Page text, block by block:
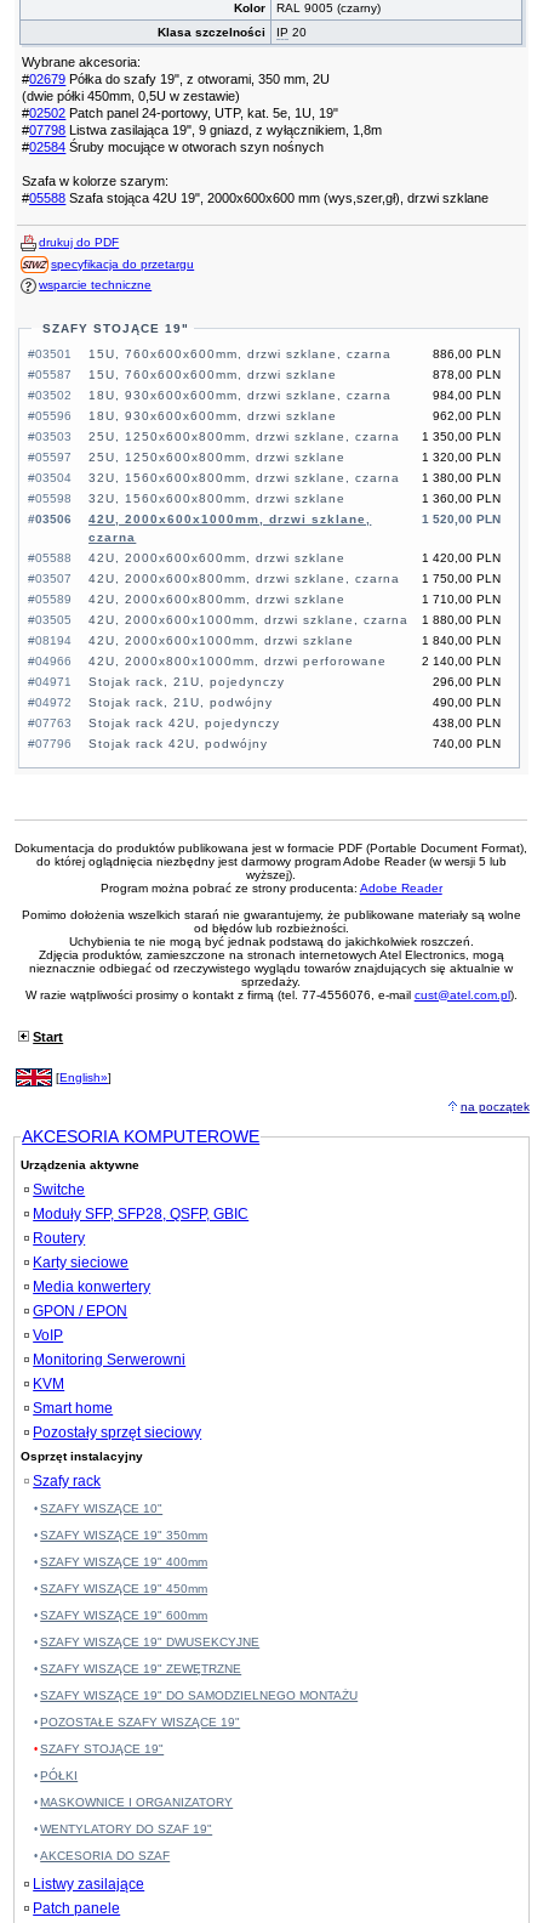
Kolor
RAL 9005 (czarny)
Klasa szczelności
IP 20
Wybrane akcesoria:
#02679 Półka do szafy 19", z otworami, 350 mm, 2U
(dwie półki 450mm, 0,5U w zestawie)
#02502 Patch panel 24-portowy, UTP, kat. 5e, 1U, 19"
#07798 Listwa zasilająca 19", 9 gniazd, z wyłącznikiem, 1,8m
#02584 Śruby mocujące w otworach szyn nośnych
Szafa w kolorze szarym:
#05588 Szafa stojąca 42U 19", 2000x600x600 mm (wys,szer,gł), drzwi szklane
drukuj do PDF
specyfikacja do przetargu
wsparcie techniczne
SZAFY STOJĄCE 19"
#03501
886,00 PLN
15U, 760x600x600mm, drzwi szklane, czarna
#05587
878,00 PLN
15U, 760x600x600mm, drzwi szklane
#03502
984,00 PLN
18U, 930x600x600mm, drzwi szklane, czarna
#05596
962,00 PLN
18U, 930x600x600mm, drzwi szklane
#03503
1 350,00 PLN
25U, 1250x600x800mm, drzwi szklane, czarna
#05597
1 320,00 PLN
25U, 1250x600x800mm, drzwi szklane
#03504
1 380,00 PLN
32U, 1560x600x800mm, drzwi szklane, czarna
#05598
1 360,00 PLN
32U, 1560x600x800mm, drzwi szklane
#03506
1 520,00 PLN
42U, 2000x600x1000mm, drzwi szklane,
czarna
#05588
1 420,00 PLN
42U, 2000x600x600mm, drzwi szklane
#03507
1 750,00 PLN
42U, 2000x600x800mm, drzwi szklane, czarna
#05589
1 710,00 PLN
42U, 2000x600x800mm, drzwi szklane
#03505
1 880,00 PLN
42U, 2000x600x1000mm, drzwi szklane, czarna
#08194
1 840,00 PLN
42U, 2000x600x1000mm, drzwi szklane
#04966
2 140,00 PLN
42U, 2000x800x1000mm, drzwi perforowane
#04971
296,00 PLN
Stojak rack, 21U, pojedynczy
#04972
490,00 PLN
Stojak rack, 21U, podwójny
#07763
438,00 PLN
Stojak rack 42U, pojedynczy
#07796
740,00 PLN
Stojak rack 42U, podwójny
Dokumentacja do produktów publikowana jest w formacie PDF (Portable Document Format),
do której oglądnięcia niezbędny jest darmowy program Adobe Reader (w wersji 5 lub
wyższej).
Program można pobrać ze strony producenta: Adobe Reader
Pomimo dołożenia wszelkich starań nie gwarantujemy, że publikowane materiały są wolne
od błędów lub rozbieżności.
Uchybienia te nie mogą być jednak podstawą do jakichkolwiek roszczeń.
Zdjęcia produktów, zamieszczone na stronach internetowych Atel Electronics, mogą
nieznacznie odbiegać od rzeczywistego wyglądu towarów znajdujących się aktualnie w
sprzedaży.
W razie wątpliwości prosimy o kontakt z firmą (tel. 77-4556076, e-mail cust@atel.com.pl).
Start
[English»]
na początek
AKCESORIA KOMPUTEROWE
Urządzenia aktywne
Switche
Moduły SFP, SFP28, QSFP, GBIC
Routery
Karty sieciowe
Media konwertery
GPON / EPON
VoIP
Monitoring Serwerowni
KVM
Smart home
Pozostały sprzęt sieciowy
Osprzęt instalacyjny
Szafy rack
SZAFY WISZĄCE 10"
SZAFY WISZĄCE 19" 350mm
SZAFY WISZĄCE 19" 400mm
SZAFY WISZĄCE 19" 450mm
SZAFY WISZĄCE 19" 600mm
SZAFY WISZĄCE 19" DWUSEKCYJNE
SZAFY WISZĄCE 19" ZEWĘTRZNE
SZAFY WISZĄCE 19" DO SAMODZIELNEGO MONTAŻU
POZOSTAŁE SZAFY WISZĄCE 19"
SZAFY STOJĄCE 19"
PÓŁKI
MASKOWNICE I ORGANIZATORY
WENTYLATORY DO SZAF 19"
AKCESORIA DO SZAF
Listwy zasilające
Patch panele